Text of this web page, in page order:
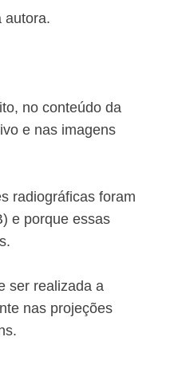
autora.
no conteúdo da
e nas imagens
radiográficas foram
e porque essas
ser realizada a
nas projeções